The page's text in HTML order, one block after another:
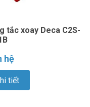
tắc xoay Deca C2S-
hệ
tiết